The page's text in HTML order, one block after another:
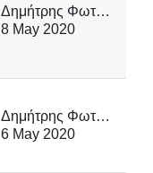
Δημήτρης Φωτάκης
8 May 2020
Δημήτρης Φωτάκης
6 May 2020